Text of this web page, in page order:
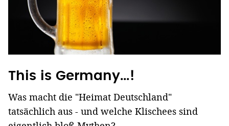
This is Germany...!
Was macht die "Heimat Deutschland"
tatsächlich aus - und welche Klischees sind